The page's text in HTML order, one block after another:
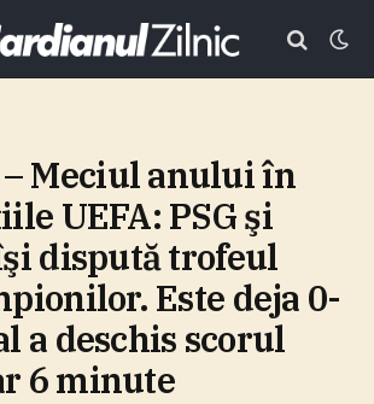
– Meciul anului în
UEFA: PSG şi
dispută trofeul
Este deja 0-
a deschis scorul
6 minute